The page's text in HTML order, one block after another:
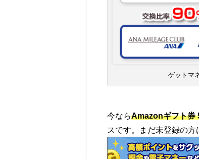
ゲットマ
今ならAmazonギフト券
スです。まだ未登録の方